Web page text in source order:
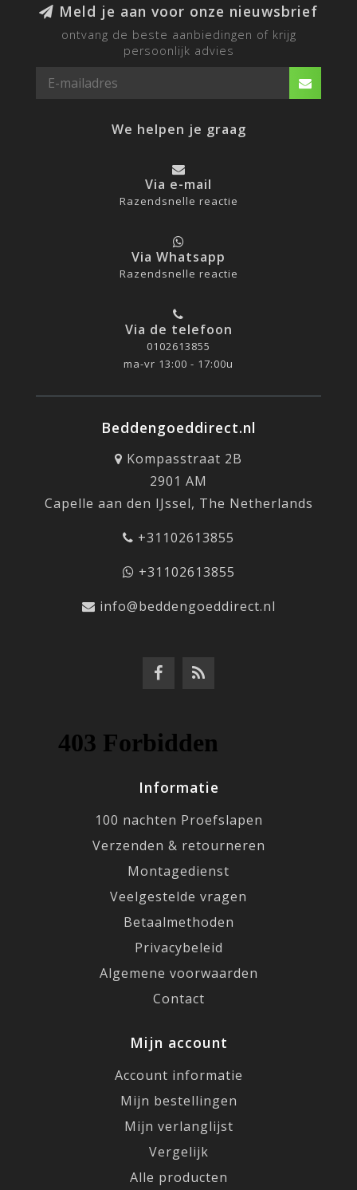
Meld je aan voor onze nieuwsbrief
ontvang de beste aanbiedingen of krijg
persoonlijk advies
We helpen je graag
Via e-mail
Razendsnelle reactie
Via Whatsapp
Razendsnelle reactie
Via de telefoon
0102613855
ma-vr 13:00 - 17:00u
Beddengoeddirect.nl
Kompasstraat 2B
2901 AM
Capelle aan den IJssel, The Netherlands
+31102613855
+31102613855
info@beddengoeddirect.nl
Informatie
100 nachten Proefslapen
Verzenden & retourneren
Montagedienst
Veelgestelde vragen
Betaalmethoden
Privacybeleid
Algemene voorwaarden
Contact
Mijn account
Account informatie
Mijn bestellingen
Mijn verlanglijst
Vergelijk
Alle producten